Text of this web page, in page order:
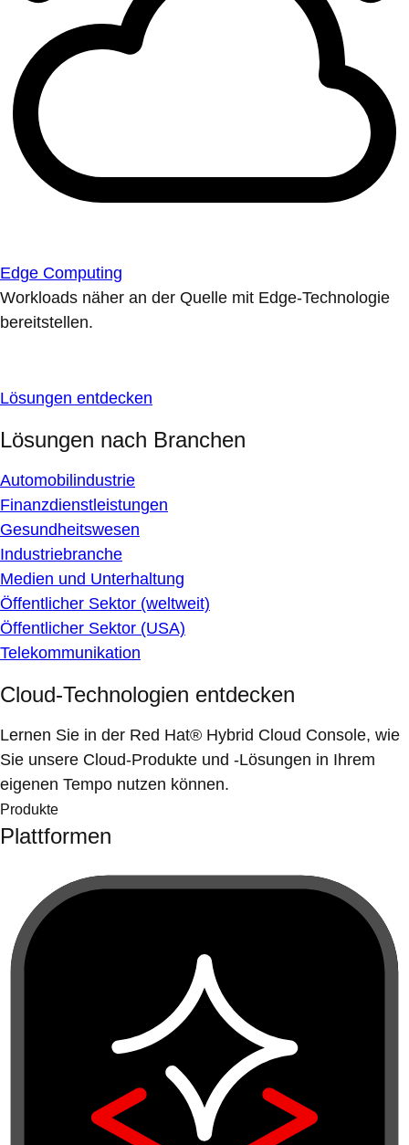
Edge Computing
Workloads näher an der Quelle mit Edge-Technologie
bereitstellen.
Lösungen entdecken
Lösungen nach Branchen
Automobilindustrie
Finanzdienstleistungen
Gesundheitswesen
Industriebranche
Medien und Unterhaltung
Öffentlicher Sektor (weltweit)
Öffentlicher Sektor (USA)
Telekommunikation
Cloud-Technologien entdecken
Lernen Sie in der Red Hat® Hybrid Cloud Console, wie
Sie unsere Cloud-Produkte und -Lösungen in Ihrem
eigenen Tempo nutzen können.
Produkte
Plattformen